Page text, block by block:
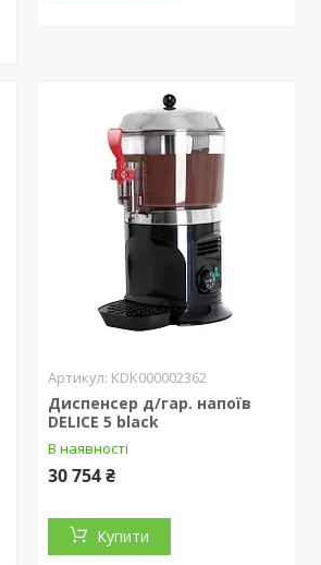
KDK000002362
Диспенсер д/гар. напоїв
DELICE 5 black
В наявності
30 754 ₴
Купити